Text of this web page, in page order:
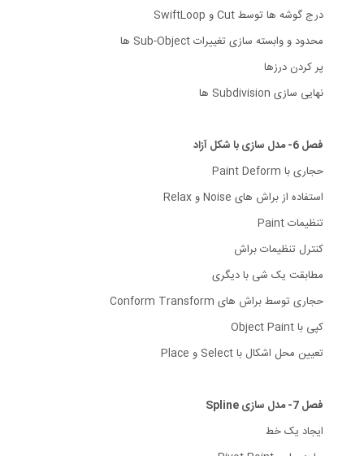
درج گوشه ها توسط Cut و SwiftLoop
محدود و وابسته سازی تغییرات Sub-Object ها
پر کردن درزها
نهایی سازی Subdivision ها
فصل 6- مدل سازی با شکل آزاد
حجاری با Paint Deform
استفاده از براش های Noise و Relax
تنظیمات Paint
کنترل تنظیمات براش
مطابقت یک شی با دیگری
حجاری توسط براش های Conform Transform
کپی با Object Paint
تعیین محل اشکال با Select و Place
فصل 7- مدل سازی Spline
ایجاد یک خط